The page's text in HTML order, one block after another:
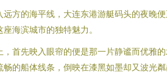
远方的海平线，大连东港游艇码头的夜晚
海滨城市的独特魅力。
，首先映入眼帘的便是那一片静谧而优雅
畅的船体线条，倒映在漆黑如墨却又波光